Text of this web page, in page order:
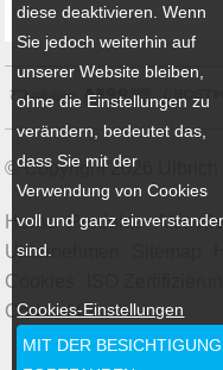
© Copyright 2026 Ulbrich
Home Produkte
Unternehmen
Cookies
Code of Conduct
diese deaktivieren. Wenn
Sie jedoch weiterhin auf
unserer Website bleiben,
ohne die Einstellungen zu
verändern, bedeutet das,
dass Sie mit der
Verwendung von Cookies
voll und ganz
sind.
Cookies-Einstellungen
MIT DER BESICHTIGUNG